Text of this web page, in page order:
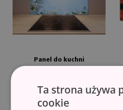
Panel do kuchni
441.99 zł
Ta strona używa
cookie